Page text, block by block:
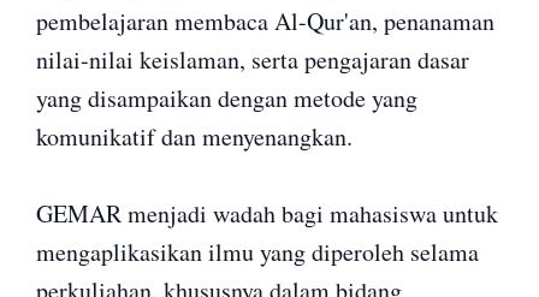
pembelajaran membaca Al-Qur'an, penanaman
nilai-nilai keislaman, serta pengajaran dasar
yang disampaikan dengan metode yang
komunikatif dan menyenangkan.
GEMAR menjadi wadah bagi mahasiswa untuk
mengaplikasikan ilmu yang diperoleh selama
perkuliahan, khususnya dalam bidang